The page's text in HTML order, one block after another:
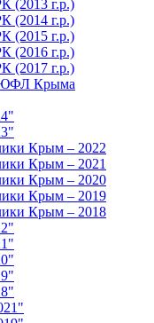
(2013 г.р.)
(2014 г.р.)
(2015 г.р.)
(2016 г.р.)
(2017 г.р.)
Крыма
Крым – 2022
Крым – 2021
Крым – 2020
Крым – 2019
Крым – 2018